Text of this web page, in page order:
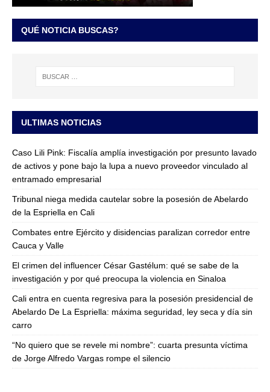
QUÉ NOTICIA BUSCAS?
ULTIMAS NOTICIAS
Caso Lili Pink: Fiscalía amplía investigación por presunto lavado
de activos y pone bajo la lupa a nuevo proveedor vinculado al
entramado empresarial
Tribunal niega medida cautelar sobre la posesión de Abelardo
de la Espriella en Cali
Combates entre Ejército y disidencias paralizan corredor entre
Cauca y Valle
El crimen del influencer César Gastélum: qué se sabe de la
investigación y por qué preocupa la violencia en Sinaloa
Cali entra en cuenta regresiva para la posesión presidencial de
Abelardo De La Espriella: máxima seguridad, ley seca y día sin
carro
“No quiero que se revele mi nombre”: cuarta presunta víctima
de Jorge Alfredo Vargas rompe el silencio